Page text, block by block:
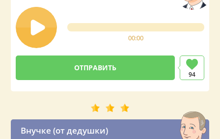
00:00
94
Внучке (от дедушки)